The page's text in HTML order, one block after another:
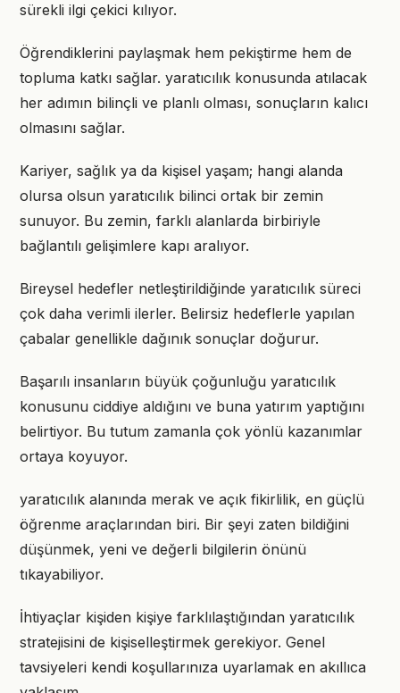
sürekli ilgi çekici kılıyor.
Öğrendiklerini paylaşmak hem pekiştirme hem de
topluma katkı sağlar. yaratıcılık konusunda atılacak
her adımın bilinçli ve planlı olması, sonuçların kalıcı
olmasını sağlar.
Kariyer, sağlık ya da kişisel yaşam; hangi alanda
olursa olsun yaratıcılık bilinci ortak bir zemin
sunuyor. Bu zemin, farklı alanlarda birbiriyle
bağlantılı gelişimlere kapı aralıyor.
Bireysel hedefler netleştirildiğinde yaratıcılık süreci
çok daha verimli ilerler. Belirsiz hedeflerle yapılan
çabalar genellikle dağınık sonuçlar doğurur.
Başarılı insanların büyük çoğunluğu yaratıcılık
konusunu ciddiye aldığını ve buna yatırım yaptığını
belirtiyor. Bu tutum zamanla çok yönlü kazanımlar
ortaya koyuyor.
yaratıcılık alanında merak ve açık fikirlilik, en güçlü
öğrenme araçlarından biri. Bir şeyi zaten bildiğini
düşünmek, yeni ve değerli bilgilerin önünü
tıkayabiliyor.
İhtiyaçlar kişiden kişiye farklılaştığından yaratıcılık
stratejisini de kişiselleştirmek gerekiyor. Genel
tavsiyeleri kendi koşullarınıza uyarlamak en akıllıca